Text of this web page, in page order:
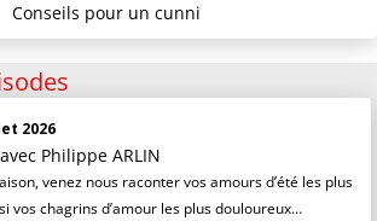
Conseils pour un cunni
2026
avec Philippe ARLIN
venez nous raconter vos amours d’été les plus
vos chagrins d’amour les plus douloureux…